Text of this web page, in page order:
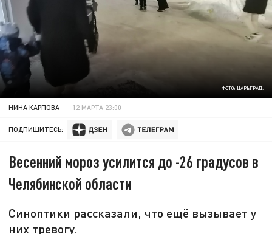
ФОТО: ЦАРЬГРАД.
НИНА КАРПОВА 12 МАРТА 23:00
ПОДПИШИТЕСЬ:
Весенний мороз усилится до -26 градусов в
Челябинской области
Синоптики рассказали, что ещё вызывает у
них тревогу.